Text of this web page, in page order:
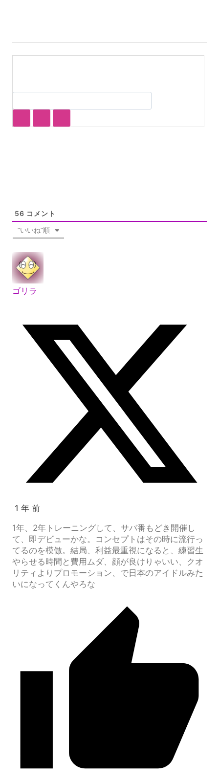
56 コメント
"いいね"順
ゴリラ
1 年 前
1年、2年トレーニングして、サバ番もどき開催し
て、即デビューかな。コンセプトはその時に流行っ
てるのを模倣。結局、利益最重視になると、練習生
やらせる時間と費用ムダ、顔が良けりゃいい、クオ
リティよりプロモーション、で日本のアイドルみた
いになってくんやろな